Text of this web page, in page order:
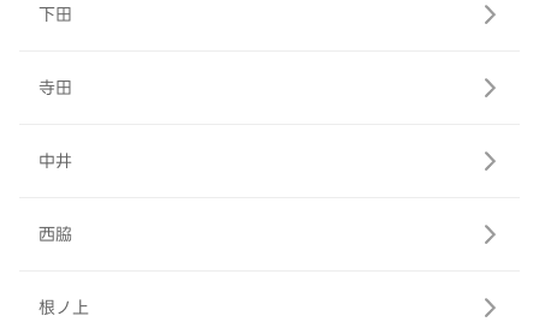
下田
寺田
中井
西脇
根ノ上